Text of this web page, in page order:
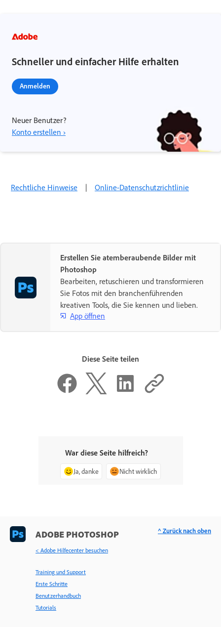
Schneller und einfacher Hilfe erhalten
Anmelden
Neuer Benutzer?
Konto erstellen ›
Rechtliche Hinweise | Online-Datenschutzrichtlinie
Erstellen Sie atemberaubende Bilder mit
Photoshop
Bearbeiten, retuschieren und transformieren
Sie Fotos mit den branchenführenden
kreativen Tools, die Sie kennen und lieben.
App öffnen
Diese Seite teilen
War diese Seite hilfreich?
Ja, danke Nicht wirklich
ADOBE PHOTOSHOP
< Adobe Hilfecenter besuchen
Training und Support
Erste Schritte
Benutzerhandbuch
Tutorials
^ Zurück nach oben